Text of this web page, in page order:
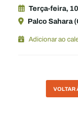
Terça-feira,
Palco Sahara
Adicionar ao
VOLTAR